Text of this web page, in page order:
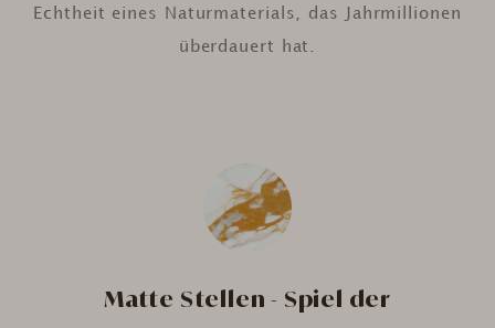
Echtheit eines Naturmaterials, das Jahrmillionen
überdauert hat.
Matte Stellen - Spiel der